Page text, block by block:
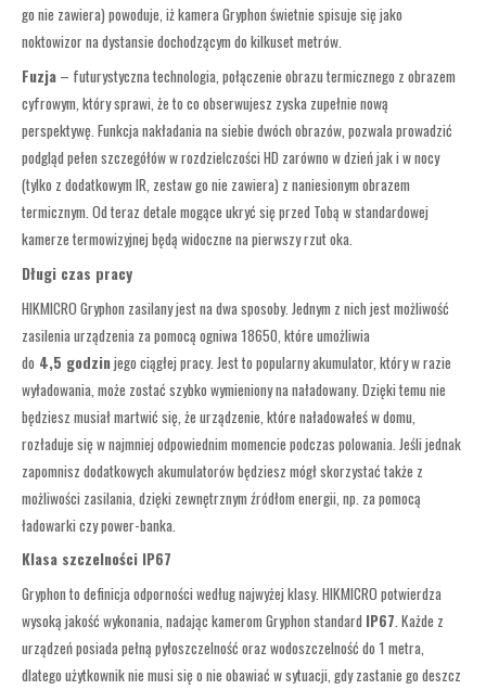
go nie zawiera) powoduje, iż kamera Gryphon świetnie spisuje się jako
noktowizor na dystansie dochodzącym do kilkuset metrów.
Fuzja – futurystyczna technologia, połączenie obrazu termicznego z obrazem
cyfrowym, który sprawi, że to co obserwujesz zyska zupełnie nową
perspektywę. Funkcja nakładania na siebie dwóch obrazów, pozwala prowadzić
podgląd pełen szczegółów w rozdzielczości HD zarówno w dzień jak i w nocy
(tylko z dodatkowym IR, zestaw go nie zawiera) z naniesionym obrazem
termicznym. Od teraz detale mogące ukryć się przed Tobą w standardowej
kamerze termowizyjnej będą widoczne na pierwszy rzut oka.
Długi czas pracy
HIKMICRO Gryphon zasilany jest na dwa sposoby. Jednym z nich jest możliwość
zasilenia urządzenia za pomocą ogniwa 18650, które umożliwia
do 4,5 godzinjego ciągłej pracy. Jest to popularny akumulator, który w razie
wyładowania, może zostać szybko wymieniony na naładowany. Dzięki temu nie
będziesz musiał martwić się, że urządzenie, które naładowałeś w domu,
rozładuje się w najmniej odpowiednim momencie podczas polowania. Jeśli jednak
zapomnisz dodatkowych akumulatorów będziesz mógł skorzystać także z
możliwości zasilania, dzięki zewnętrznym źródłom energii, np. za pomocą
ładowarki czy power-banka.
Klasa szczelności IP67
Gryphon to definicja odporności według najwyżej klasy. HIKMICRO potwierdza
wysoką jakość wykonania, nadając kamerom Gryphon standard IP67. Każde z
urządzeń posiada pełną pyłoszczelność oraz wodoszczelność do 1 metra,
dlatego użytkownik nie musi się o nie obawiać w sytuacji, gdy zastanie go deszcz